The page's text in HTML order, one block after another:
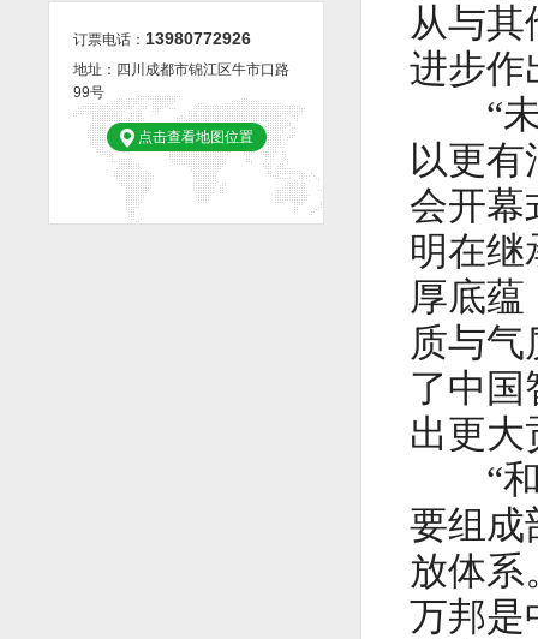
订票电话： 13980772926
地址：四川成都市锦江区牛市口路
99号
点击查看地图位置
从与
进步作
“未
以更
会开幕
明在继
厚底
质与
了中国
出更大
“和
要组成
放体系
万邦是